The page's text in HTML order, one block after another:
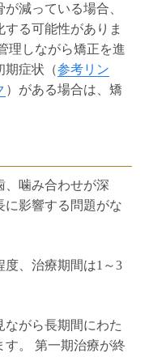
減っている場合、
る可能性がありま
理しながら矯正を進
期症状（参考リン
）がある場合は、矯
、噛み合わせが深
に影響する問題がな
度、治療期間は1～3
ながら長期間にわた
す。 第一期治療が終